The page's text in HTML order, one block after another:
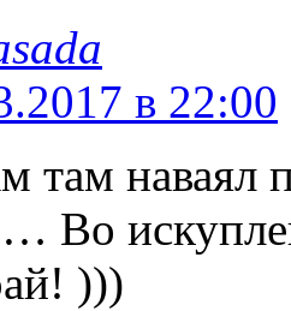
в 22:00
там наваял
Во
)))